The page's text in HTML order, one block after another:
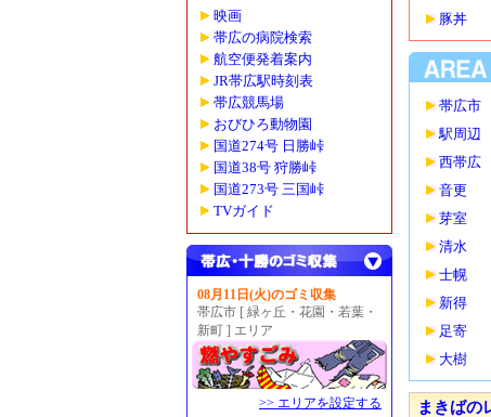
映画
帯広の病院検索
航空便発着案内
JR帯広駅時刻表
帯広競馬場
おびひろ動物園
国道274号 日勝峠
国道38号 狩勝峠
国道273号 三国峠
TVガイド
08月11日(火)のゴミ収集
帯広市 [ 緑ヶ丘・花園・若葉・
新町 ] エリア
>> エリアを設定する
豚丼
帯広市
駅周辺
西帯広
音更
芽室
清水
士幌
新得
足寄
大樹
まきばの